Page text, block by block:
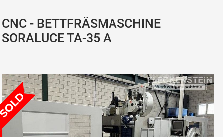
CNC - BETTFRÄSMASCHINE
SORALUCE TA-35 A